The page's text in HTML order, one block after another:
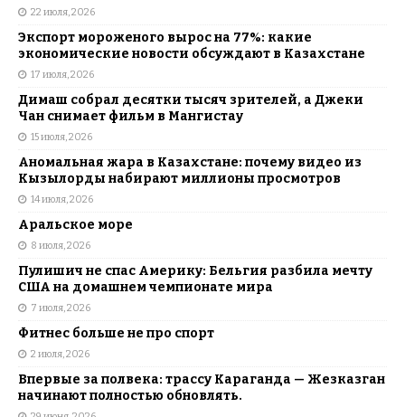
22 июля, 2026
Экспорт мороженого вырос на 77%: какие
экономические новости обсуждают в Казахстане
17 июля, 2026
Димаш собрал десятки тысяч зрителей, а Джеки
Чан снимает фильм в Мангистау
15 июля, 2026
Аномальная жара в Казахстане: почему видео из
Кызылорды набирают миллионы просмотров
14 июля, 2026
Аральское море
8 июля, 2026
Пулишич не спас Америку: Бельгия разбила мечту
США на домашнем чемпионате мира
7 июля, 2026
Фитнес больше не про спорт
2 июля, 2026
Впервые за полвека: трассу Караганда — Жезказган
начинают полностью обновлять.